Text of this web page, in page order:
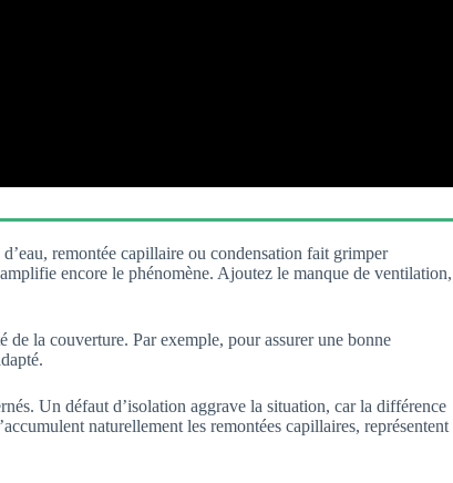
remontée capillaire ou condensation fait grimper
encore le phénomène. Ajoutez le manque de ventilation,
de la couverture. Par exemple, pour assurer une bonne
Un défaut d’isolation aggrave la situation, car la différence
naturellement les remontées capillaires, représentent